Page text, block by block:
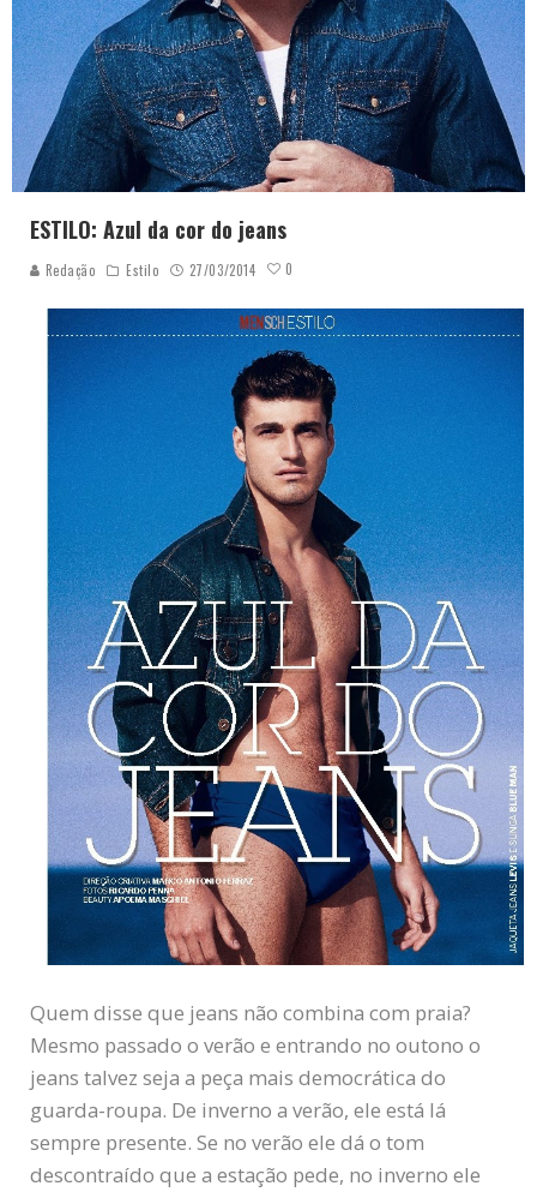
ESTILO: Azul da cor do jeans
Redação Estilo 27/03/2014 0
Quem disse que jeans não combina com praia?
Mesmo passado o verão e entrando no outono o
jeans talvez seja a peça mais democrática do
guarda-roupa. De inverno a verão, ele está lá
sempre presente. Se no verão ele dá o tom
descontraído que a estação pede, no inverno ele